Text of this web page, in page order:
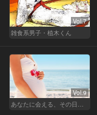
Vol.7
雑食系男子・植木くん
Vol.9